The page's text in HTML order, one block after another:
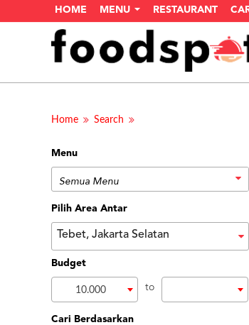
HOME MENU RESTAURANT
Home Search
Menu
Pilih Area Antar
Tebet, Jakarta Selatan
Budget
10.000 to
Cari Berdasarkan